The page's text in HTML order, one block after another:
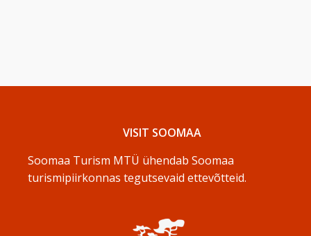
VISIT SOOMAA
Soomaa Turism MTÜ ühendab Soomaa
turismipiirkonnas tegutsevaid ettevõtteid.